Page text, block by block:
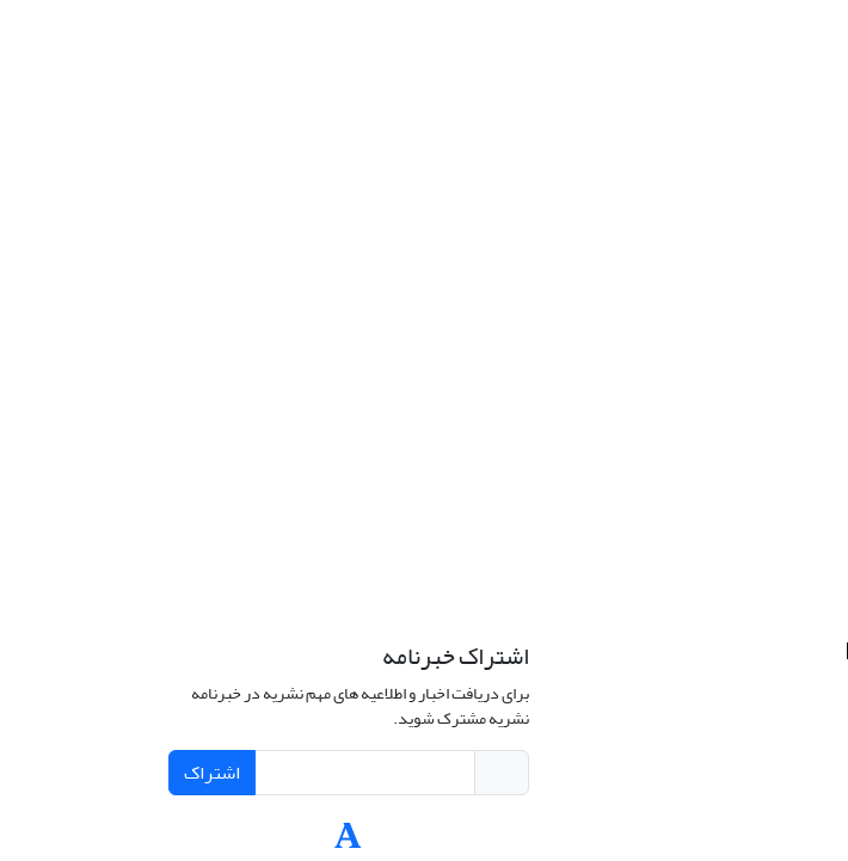
اشتراک خبرنامه
برای دریافت اخبار و اطلاعیه های مهم نشریه در خبرنامه
نشریه مشترک شوید.
اشتراک